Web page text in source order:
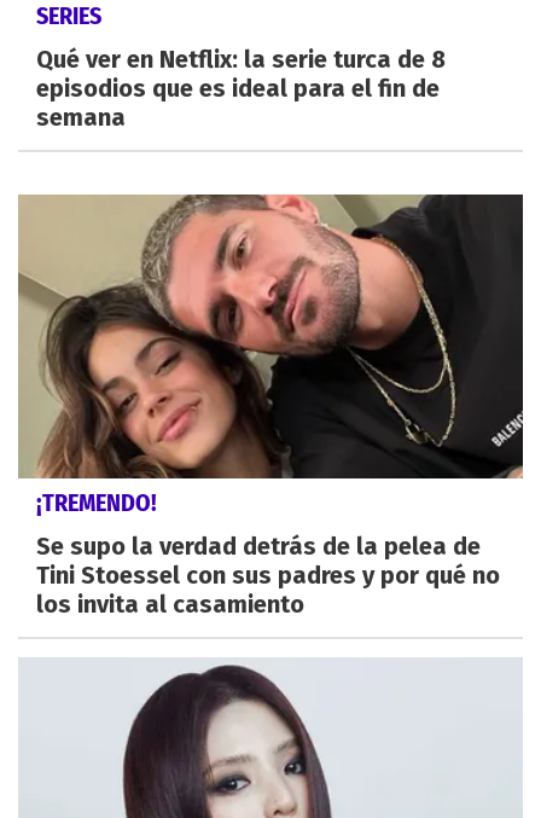
SERIES
Qué ver en Netflix: la serie turca de 8
episodios que es ideal para el fin de
semana
¡TREMENDO!
Se supo la verdad detrás de la pelea de
Tini Stoessel con sus padres y por qué no
los invita al casamiento